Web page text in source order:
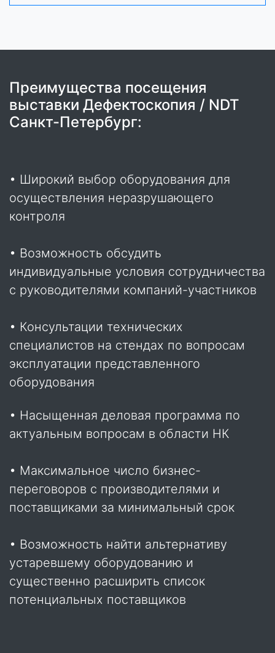
Преимущества посещения
выставки Дефектоскопия / NDT
Санкт-Петербург:
• Широкий выбор оборудования для
осуществления неразрушающего
контроля
• Возможность обсудить
индивидуальные условия сотрудничества
с руководителями компаний-участников
• Консультации технических
специалистов на стендах по вопросам
эксплуатации представленного
оборудования
• Насыщенная деловая программа по
актуальным вопросам в области НК
• Максимальное число бизнес-
переговоров с производителями и
поставщиками за минимальный срок
• Возможность найти альтернативу
устаревшему оборудованию и
существенно расширить список
потенциальных поставщиков